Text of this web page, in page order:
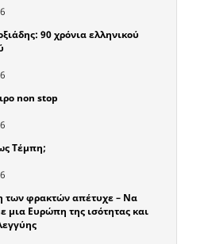
90 χρόνια ελληνικού
non stop
Τέμπη;
των φρακτών απέτυχε – Να
μια Ευρώπη της ισότητας και